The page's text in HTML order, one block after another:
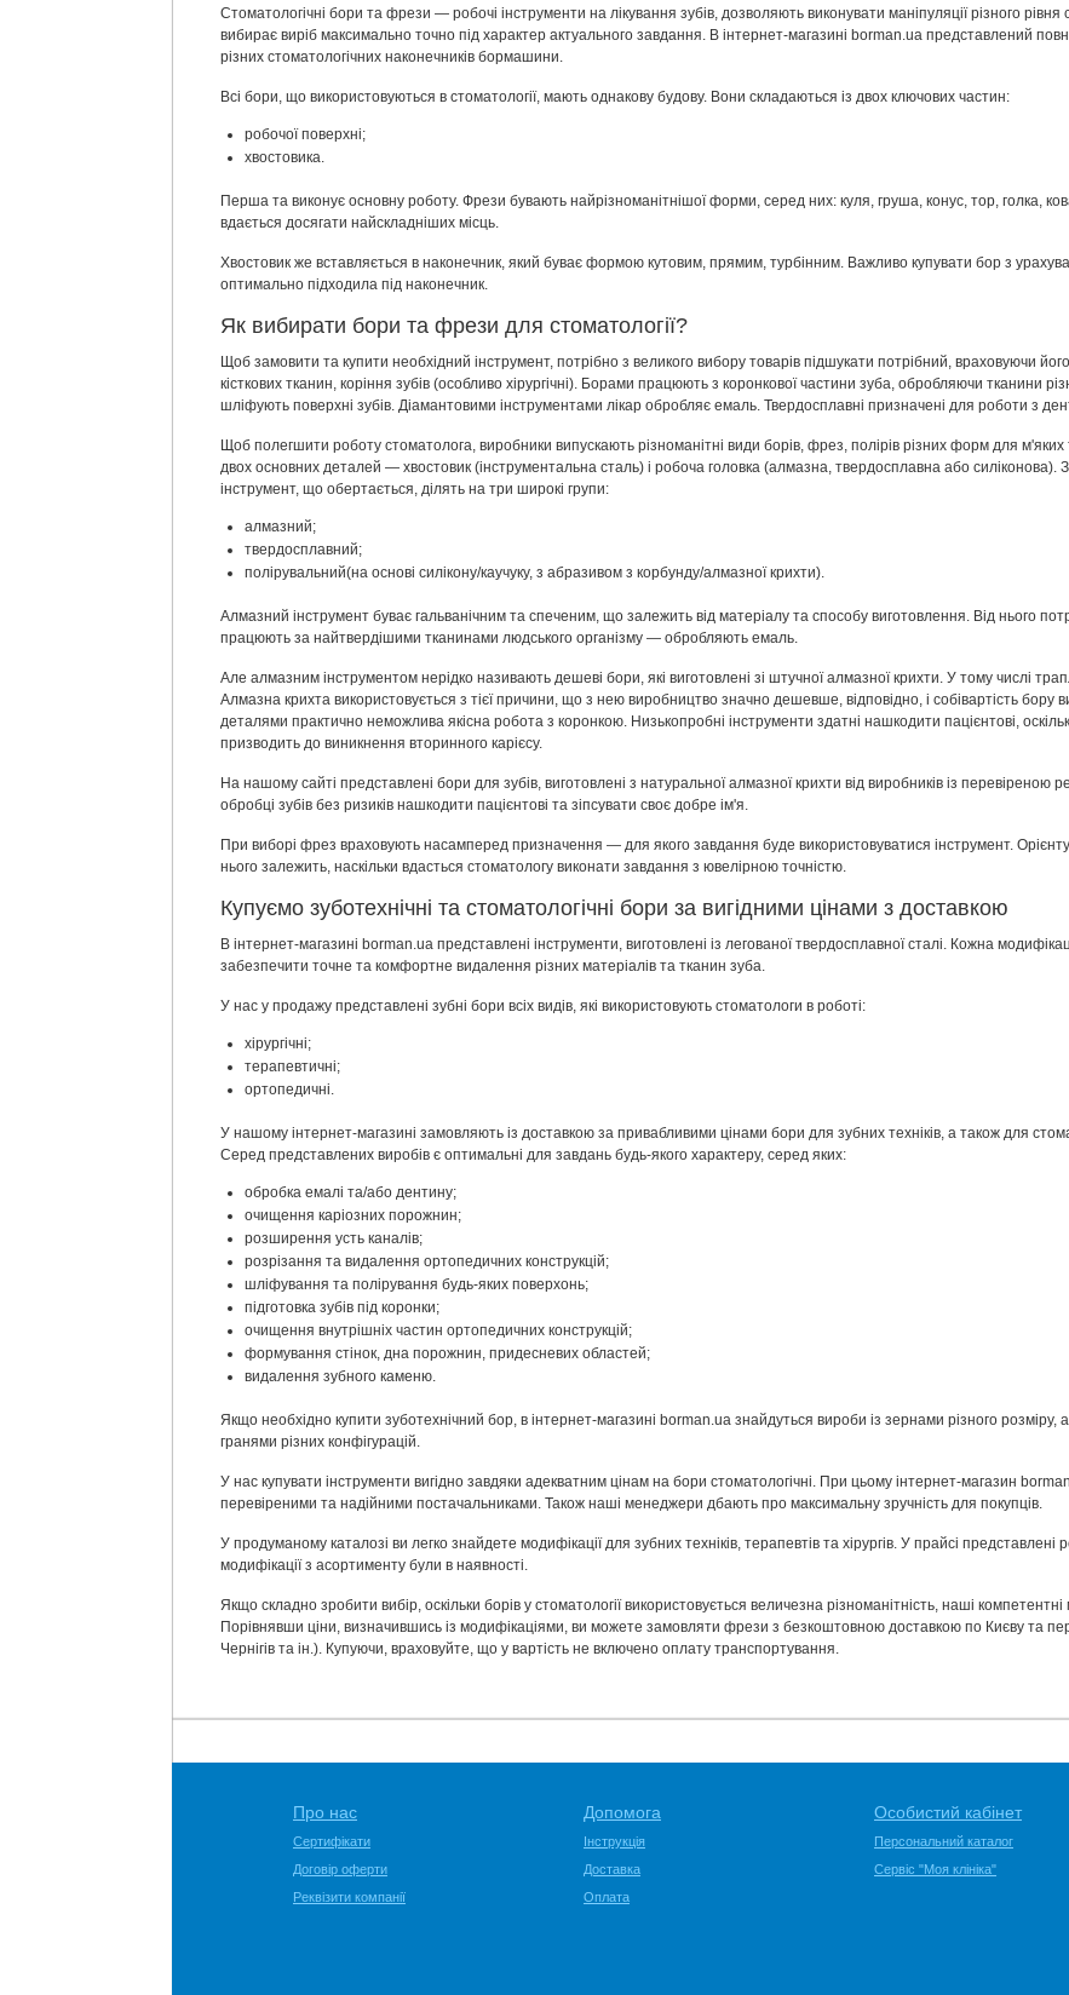
Стоматологічні бори та фрези — робочі інструменти на лікування зубів, дозволяють виконувати маніпуляції різного
вибирає виріб максимально точно під характер актуального завдання. В інтернет-магазині borman.ua представлений
різних стоматологічних наконечників бормашини.
Всі бори, що використовуються в стоматології, мають однакову будову. Вони складаються із двох ключових частин:
робочої поверхні;
хвостовика.
Перша та виконує основну роботу. Фрези бувають найрізноманітнішої форми, серед них: куля, груша, конус, тор, голка,
вдається досягати найскладніших місць.
Хвостовик же вставляється в наконечник, який буває формою кутовим, прямим, турбінним. Важливо купувати бор з
оптимально підходила під наконечник.
Як вибирати бори та фрези для стоматології?
Щоб замовити та купити необхідний інструмент, потрібно з великого вибору товарів підшукати потрібний, враховуючи
кісткових тканин, коріння зубів (особливо хірургічні). Борами працюють з коронкової частини зуба, обробляючи тканини
шліфують поверхні зубів. Діамантовими інструментами лікар обробляє емаль. Твердосплавні призначені для роботи з
Щоб полегшити роботу стоматолога, виробники випускають різноманітні види борів, фрез, полірів різних форм для
двох основних деталей — хвостовик (інструментальна сталь) і робоча головка (алмазна, твердосплавна або силіконова).
інструмент, що обертається, ділять на три широкі групи:
алмазний;
твердосплавний;
полірувальний(на основі силікону/каучуку, з абразивом з корбунду/алмазної крихти).
Алмазний інструмент буває гальванічним та спеченим, що залежить від матеріалу та способу виготовлення. Від нього
працюють за найтвердішими тканинами людського організму — обробляють емаль.
Але алмазним інструментом нерідко називають дешеві бори, які виготовлені зі штучної алмазної крихти. У тому числі
Алмазна крихта використовується з тієї причини, що з нею виробництво значно дешевше, відповідно, і собівартість
деталями практично неможлива якісна робота з коронкою. Низькопробні інструменти здатні нашкодити пацієнтові,
призводить до виникнення вторинного карієсу.
На нашому сайті представлені бори для зубів, виготовлені з натуральної алмазної крихти від виробників із перевіреною
обробці зубів без ризиків нашкодити пацієнтові та зіпсувати своє добре ім'я.
При виборі фрез враховують насамперед призначення — для якого завдання буде використовуватися інструмент.
нього залежить, наскільки вдасться стоматологу виконати завдання з ювелірною точністю.
Купуємо зуботехнічні та стоматологічні бори за вигідними цінами з доставкою
В інтернет-магазині borman.ua представлені інструменти, виготовлені із легованої твердосплавної сталі. Кожна
забезпечити точне та комфортне видалення різних матеріалів та тканин зуба.
У нас у продажу представлені зубні бори всіх видів, які використовують стоматологи в роботі:
хірургічні;
терапевтичні;
ортопедичні.
У нашому інтернет-магазині замовляють із доставкою за привабливими цінами бори для зубних техніків, а також для
Серед представлених виробів є оптимальні для завдань будь-якого характеру, серед яких:
обробка емалі та/або дентину;
очищення каріозних порожнин;
розширення усть каналів;
розрізання та видалення ортопедичних конструкцій;
шліфування та полірування будь-яких поверхонь;
підготовка зубів під коронки;
очищення внутрішніх частин ортопедичних конструкцій;
формування стінок, дна порожнин, придесневих областей;
видалення зубного каменю.
Якщо необхідно купити зуботехнічний бор, в інтернет-магазині borman.ua знайдуться вироби із зернами різного розміру,
гранями різних конфігурацій.
У нас купувати інструменти вигідно завдяки адекватним цінам на бори стоматологічні. При цьому інтернет-магазин
перевіреними та надійними постачальниками. Також наші менеджери дбають про максимальну зручність для покупців.
У продуманому каталозі ви легко знайдете модифікації для зубних техніків, терапевтів та хірургів. У прайсі
модифікації з асортименту були в наявності.
Якщо складно зробити вибір, оскільки борів у стоматології використовується величезна різноманітність, наші
Порівнявши ціни, визначившись із модифікаціями, ви можете замовляти фрези з безкоштовною доставкою по Києву та
Чернігів та ін.). Купуючи, враховуйте, що у вартість не включено оплату транспортування.
Про нас
Сертифікати
Договір оферти
Реквізити компанії
Допомога
Інструкція
Доставка
Оплата
Особистий кабінет
Персональний каталог
Сервіс "Моя клініка"